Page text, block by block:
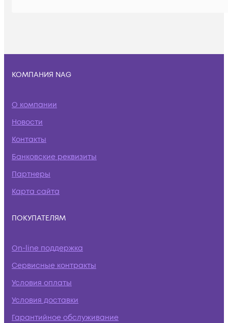
КОМПАНИЯ NAG
О компании
Новости
Контакты
Банковские реквизиты
Партнеры
Карта сайта
ПОКУПАТЕЛЯМ
On-line поддержка
Сервисные контракты
Условия оплаты
Условия доставки
Гарантийное обслуживание